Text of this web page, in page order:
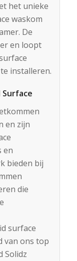
het unieke
waskom
De
en loopt
installeren.
en zijn
en
bieden bij
die
surface
van ons top
Solidz